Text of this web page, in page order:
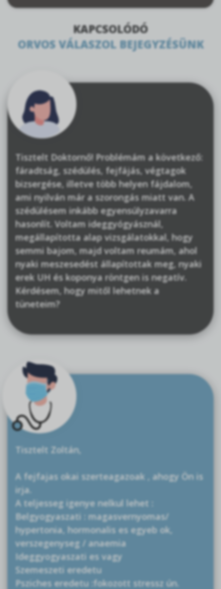
KAPCSOLÓDÓ
ORVOS VÁLASZOL BEJEGYZÉSÜNK
Tisztelt Doktornő! Problémám a következő:
fáradtság, szédülés, fejfájás, végtagok
bizsergése, illetve több helyen fájdalom,
ami nyilván már a szorongás miatt van. A
szédülésem inkább egyensúlyzavarra
hasonlít. Voltam ideggyógyásznál,
megállapította alap vizsgálatokkal, hogy
semmi bajom, majd voltam reumám, ahol
nyaki meszesedést állapítottak meg, nyaki
erek UH és koponya röntgen is negatív.
Kérdésem, hogy mitől lehetnek a
tüneteim?
Tisztelt Zoltán,
A fejfajas okai szerteagazoak , ahogy Ön is
irja.
A teljesseg igenye nelkul lehet :
Belgyogyaszati : magasvernyomas/
hypertonia, hormonalis es egyeb ok,
verszegenyseg / anaemia
Ideggyogyaszati es vagy
Szemeszeti eredetu
Psziches eredetu :fokozott stressz ún.